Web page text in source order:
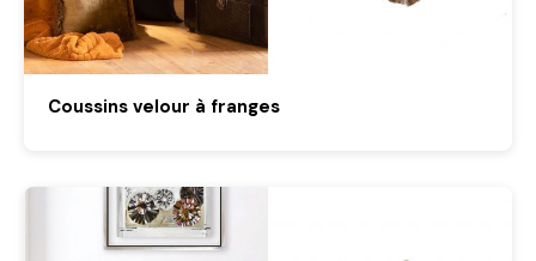
Coussins velour à franges